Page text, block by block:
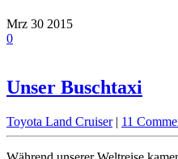
Mrz 30 2015
0
Unser Buschtaxi
Toyota Land Cruiser | 11